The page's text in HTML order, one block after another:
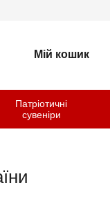
Мій кошик
Патріотичні
сувеніри